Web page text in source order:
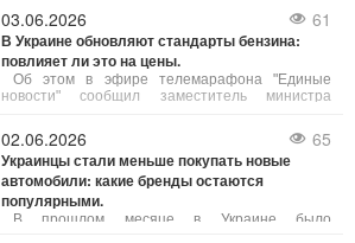
бренда. По данным источников, близких к
General Motors, компания активно
разрабатывает седьмое поколение культового
спорткара.
03.06.2026 61
В Украине обновляют стандарты бензина:
повлияет ли это на цены.
Об этом в эфире телемарафона "Единые
новости" сообщил заместитель министра
02.06.2026 65
Украинцы стали меньше покупать новые
автомобили: какие бренды остаются
популярными.
В прошлом месяце в Украине было